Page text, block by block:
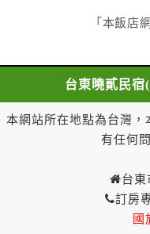
第七條（甲方解約時
一、 甲方解約通知
二、 甲方解約通知
到達者，乙方應退還
約通知者，乙方得不
一年內保留已付金額
一、甲方解約通知於
「本飯店
台東曉貳民宿
本網站所在地點為台灣，
有任何
台東
訂房
國